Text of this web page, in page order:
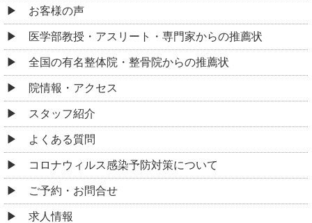
お客様の声
医学部教授・アスリート・専門家からの推薦状
全国の有名整体院・整骨院からの推薦状
院情報・アクセス
スタッフ紹介
よくある質問
コロナウィルス感染予防対策について
ご予約・お問合せ
求人情報